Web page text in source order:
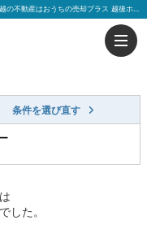
条件を選び直す
した。